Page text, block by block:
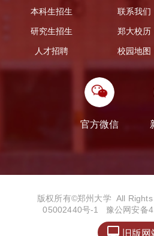
本科生招生
研究生招生
人才招聘
联系我们
郑大校历
校园地图
官方微信
版权所有©️郑州大学 All
05002440号-1
豫公网安备
 旧版网